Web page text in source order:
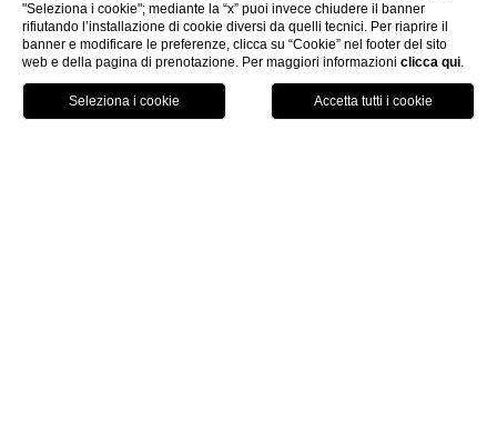
GALLERY LOCATION PRENOTA
"Seleziona i cookie"; mediante la “x” puoi invece chiudere il banner
rifiutando l’installazione di cookie diversi da quelli tecnici. Per riaprire il
banner e modificare le preferenze, clicca su “Cookie” nel footer del sito
web e della pagina di prenotazione. Per maggiori informazioni clicca qui.